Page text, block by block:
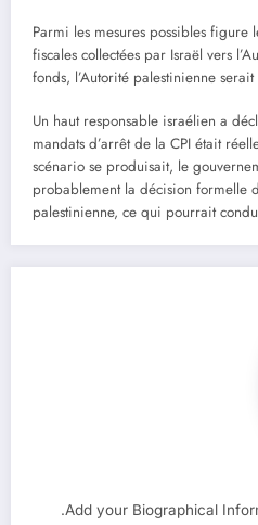
Parmi les mesures possibles figure
fiscales collectées par Israël vers
fonds, l’Autorité palestinienne
Un haut responsable israélien a
mandats d’arrêt de la CPI était
scénario se produisait, le
probablement la décision formelle
palestinienne, ce qui pourrait
Add your Biographical